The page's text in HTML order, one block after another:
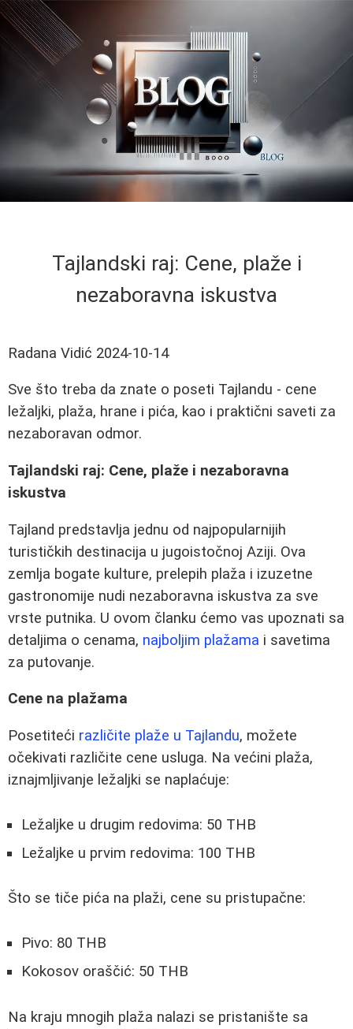
Tajlandski raj: Cene, plaže i
nezaboravna iskustva
Radana Vidić 2024-10-14
Sve što treba da znate o poseti Tajlandu - cene
ležaljki, plaža, hrane i pića, kao i praktični saveti za
nezaboravan odmor.
Tajlandski raj: Cene, plaže i nezaboravna
iskustva
Tajland predstavlja jednu od najpopularnijih
turističkih destinacija u jugoistočnoj Aziji. Ova
zemlja bogate kulture, prelepih plaža i izuzetne
gastronomije nudi nezaboravna iskustva za sve
vrste putnika. U ovom članku ćemo vas upoznati sa
detaljima o cenama, najboljim plažama i savetima
za putovanje.
Cene na plažama
Posetiteći različite plaže u Tajlandu, možete
očekivati različite cene usluga. Na većini plaža,
iznajmljivanje ležaljki se naplaćuje:
Ležaljke u drugim redovima: 50 THB
Ležaljke u prvim redovima: 100 THB
Što se tiče pića na plaži, cene su pristupačne:
Pivo: 80 THB
Kokosov oraščić: 50 THB
Na kraju mnogih plaža nalazi se pristanište sa